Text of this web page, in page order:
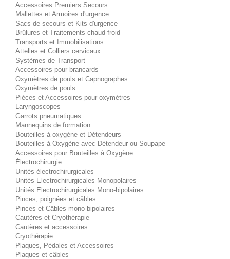
Accessoires Premiers Secours
Mallettes et Armoires d'urgence
Sacs de secours et Kits d'urgence
Brûlures et Traitements chaud-froid
Transports et Immobilisations
Attelles et Colliers cervicaux
Systèmes de Transport
Accessoires pour brancards
Oxymètres de pouls et Capnographes
Oxymètres de pouls
Pièces et Accessoires pour oxymètres
Laryngoscopes
Garrots pneumatiques
Mannequins de formation
Bouteilles à oxygène et Détendeurs
Bouteilles à Oxygène avec Détendeur ou Soupape
Accessoires pour Bouteilles à Oxygène
Électrochirurgie
Unités électrochirurgicales
Unités Electrochirurgicales Monopolaires
Unités Electrochirurgicales Mono-bipolaires
Pinces, poignées et câbles
Pinces et Câbles mono-bipolaires
Cautères et Cryothérapie
Cautères et accessoires
Cryothérapie
Plaques, Pédales et Accessoires
Plaques et câbles